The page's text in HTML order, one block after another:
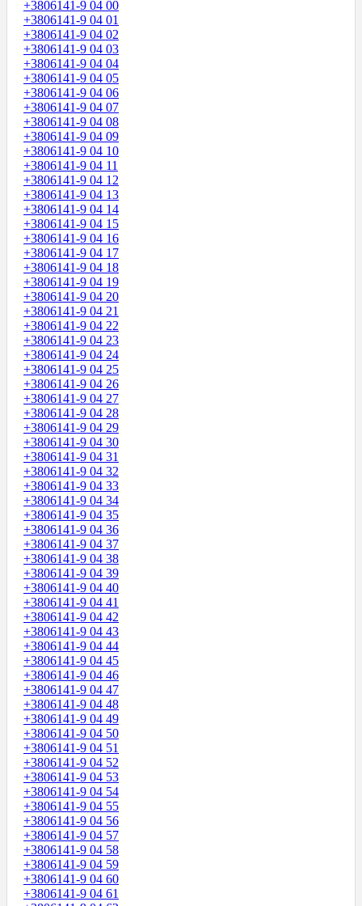
+3806141-9 04 00
+3806141-9 04 01
+3806141-9 04 02
+3806141-9 04 03
+3806141-9 04 04
+3806141-9 04 05
+3806141-9 04 06
+3806141-9 04 07
+3806141-9 04 08
+3806141-9 04 09
+3806141-9 04 10
+3806141-9 04 11
+3806141-9 04 12
+3806141-9 04 13
+3806141-9 04 14
+3806141-9 04 15
+3806141-9 04 16
+3806141-9 04 17
+3806141-9 04 18
+3806141-9 04 19
+3806141-9 04 20
+3806141-9 04 21
+3806141-9 04 22
+3806141-9 04 23
+3806141-9 04 24
+3806141-9 04 25
+3806141-9 04 26
+3806141-9 04 27
+3806141-9 04 28
+3806141-9 04 29
+3806141-9 04 30
+3806141-9 04 31
+3806141-9 04 32
+3806141-9 04 33
+3806141-9 04 34
+3806141-9 04 35
+3806141-9 04 36
+3806141-9 04 37
+3806141-9 04 38
+3806141-9 04 39
+3806141-9 04 40
+3806141-9 04 41
+3806141-9 04 42
+3806141-9 04 43
+3806141-9 04 44
+3806141-9 04 45
+3806141-9 04 46
+3806141-9 04 47
+3806141-9 04 48
+3806141-9 04 49
+3806141-9 04 50
+3806141-9 04 51
+3806141-9 04 52
+3806141-9 04 53
+3806141-9 04 54
+3806141-9 04 55
+3806141-9 04 56
+3806141-9 04 57
+3806141-9 04 58
+3806141-9 04 59
+3806141-9 04 60
+3806141-9 04 61